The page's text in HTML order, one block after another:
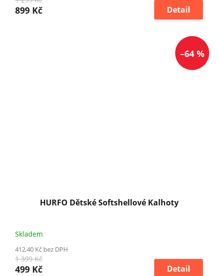
899 Kč Detail
–64 %
HURFO Dětské Softshellové Kalhoty
Skladem
412,40 Kč bez DPH
1 399 Kč
499 Kč Detail